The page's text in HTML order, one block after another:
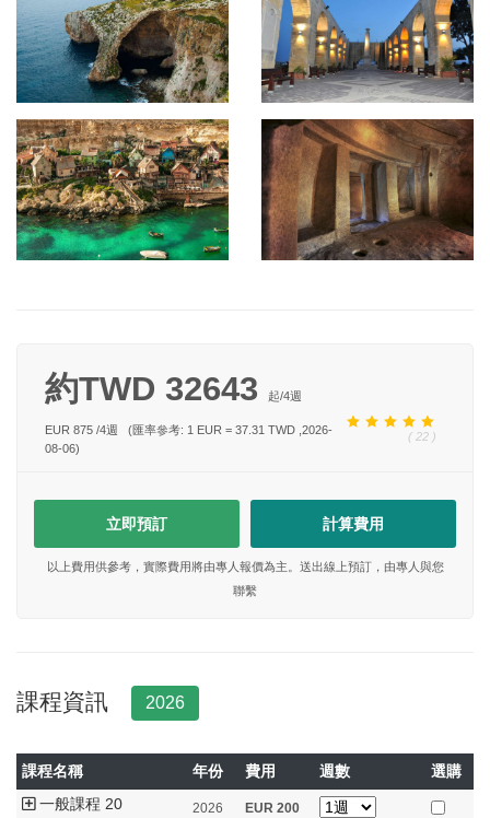
約TWD 32643 起/4週
EUR 875 /4週 ( 22 )
(匯率參考: 1 EUR = 37.31 TWD ,2026-
08-06)
立即預訂 計算費用
以上費用供參考，實際費用將由專人報價為主。送出線上預訂，由專人與您
聯繫
課程資訊 2026
課程名稱 年份 費用 週數
選購
一般課程 20
2026 EUR 200